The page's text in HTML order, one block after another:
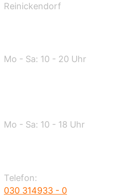
Reinickendorf
Mo - Sa: 10 - 20 Uhr
Mo - Sa: 10 - 18 Uhr
Telefon:
030 314933 - 0